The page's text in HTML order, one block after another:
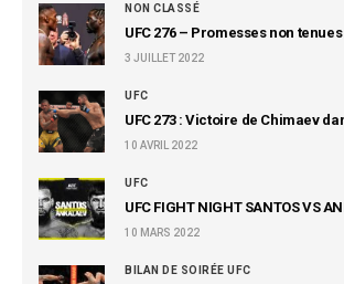
NON CLASSÉ
UFC 276 – Promesses non tenues
3 JUILLET 2022
UFC
UFC 273 : Victoire de Chimaev
10 AVRIL 2022
UFC
UFC FIGHT NIGHT SANTOS VS
10 MARS 2022
BILAN DE SOIRÉE UFC